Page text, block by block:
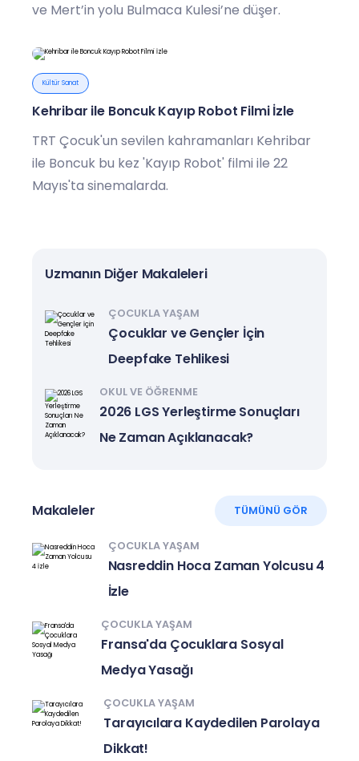
ve Mert’in yolu Bulmaca Kulesi’ne düşer.
Kültür Sanat
Kehribar ile Boncuk Kayıp Robot Filmi İzle
TRT Çocuk'un sevilen kahramanları Kehribar
ile Boncuk bu kez 'Kayıp Robot' filmi ile 22
Mayıs'ta sinemalarda.
Uzmanın Diğer Makaleleri
ÇOCUKLA YAŞAM
Çocuklar ve Gençler İçin
Deepfake Tehlikesi
OKUL VE ÖĞRENME
2026 LGS Yerleştirme Sonuçları
Ne Zaman Açıklanacak?
Makaleler TÜMÜNÜ GÖR
ÇOCUKLA YAŞAM
Nasreddin Hoca Zaman Yolcusu 4
İzle
ÇOCUKLA YAŞAM
Fransa'da Çocuklara Sosyal
Medya Yasağı
ÇOCUKLA YAŞAM
Tarayıcılara Kaydedilen Parolaya
Dikkat!